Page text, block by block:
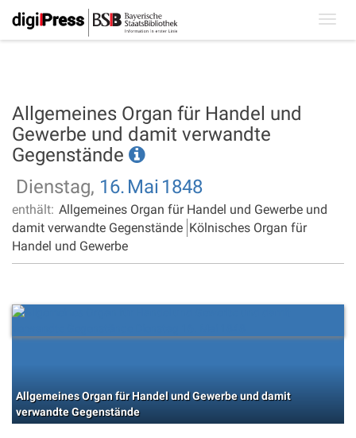
Allgemeines Organ für Handel und
Gewerbe und damit verwandte
Gegenstände
Dienstag, 16. Mai 1848
enthält: Allgemeines Organ für Handel und Gewerbe und
damit verwandte Gegenstände Kölnisches Organ für
Handel und Gewerbe
Allgemeines Organ für Handel und Gewerbe und damit
verwandte Gegenstände